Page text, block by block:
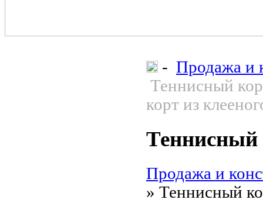
- Продажа и
Теннисный
корт из
Теннисный
Продажа и
» Теннисный